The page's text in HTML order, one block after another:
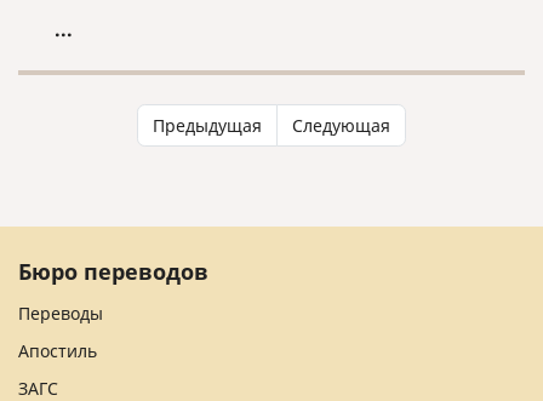
концерты, сотрудничая с многими учреждениями
...
Предыдущая Следующая
Бюро переводов
Переводы
Апостиль
ЗАГС